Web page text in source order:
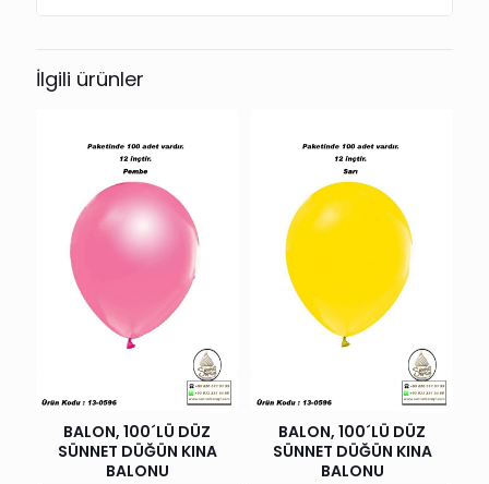
İlgili ürünler
BALON, 100´LÜ DÜZ
SÜNNET DÜĞÜN KINA
BALONU
BALON, 100´LÜ DÜZ
SÜNNET DÜĞÜN KINA
BALONU